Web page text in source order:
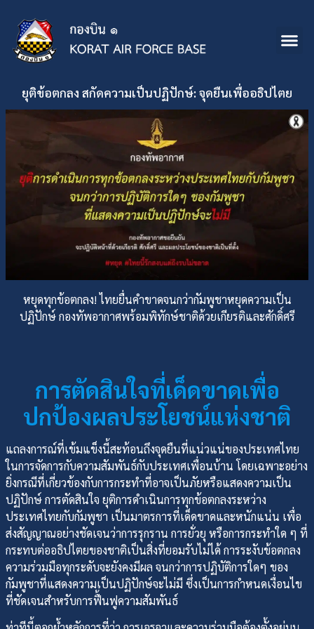
ยุติข้อตกลง สกัดความเป็นปฏิปักษ์: จุดยืนเพื่ออธิปไตย
หยุดทุกข้อตกลง! ไทยยื่นคำขาดจนกว่ากัมพูชาหยุดความเป็น
ปฏิปักษ์ กองทัพอากาศพร้อมพิทักษ์ชาติด้วยเกียรติและศักดิ์ศรี
การตัดสินใจที่เด็ดขาดเพื่อ
ปกป้องผลประโยชน์แห่งชาติ
แถลงการณ์ที่เข้มแข็งนี้สะท้อนถึงจุดยืนที่แน่วแน่ของประเทศไทย
ในการจัดการกับความสัมพันธ์กับประเทศเพื่อนบ้าน โดยเฉพาะอย่าง
ยิ่งกรณีที่เกี่ยวข้องกับการกระทำที่อาจเป็นภัยหรือแสดงความเป็น
ปฏิปักษ์ การตัดสินใจ ยุติการดำเนินการทุกข้อตกลงระหว่าง
ประเทศไทยกับกัมพูชา เป็นมาตรการที่เด็ดขาดและหนักแน่น เพื่อ
ส่งสัญญาณอย่างชัดเจนว่าการรุกราน การยั่วยุ หรือการกระทำใด ๆ ที่
กระทบต่ออธิปไตยของชาติเป็นสิ่งที่ยอมรับไม่ได้ การระงับข้อตกลง
ความร่วมมือทุกระดับจะยังคงมีผล จนกว่าการปฏิบัติการใดๆ ของ
กัมพูชาที่แสดงความเป็นปฏิปักษ์จะไม่มี ซึ่งเป็นการกำหนดเงื่อนไข
ที่ชัดเจนสำหรับการฟื้นฟูความสัมพันธ์